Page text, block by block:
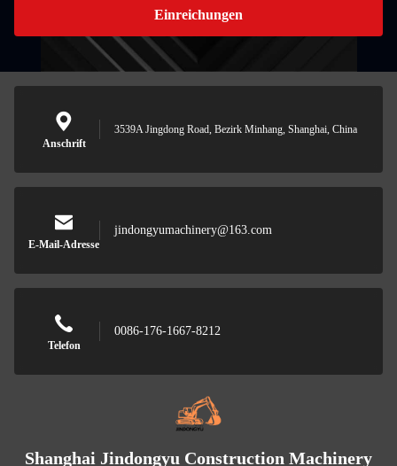
Einreichungen
Anschrift
3539A Jingdong Road, Bezirk Minhang, Shanghai, China
E-Mail-Adresse
jindongyumachinery@163.com
Telefon
0086-176-1667-8212
Shanghai Jindongyu Construction Machinery